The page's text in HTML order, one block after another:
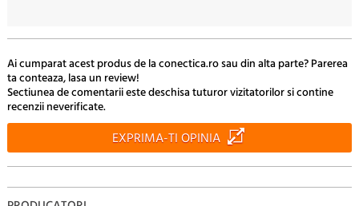
Ai cumparat acest produs de la conectica.ro sau din alta parte? Parerea
ta conteaza, lasa un review!
Sectiunea de comentarii este deschisa tuturor vizitatorilor si contine
recenzii neverificate.
EXPRIMA-TI OPINIA